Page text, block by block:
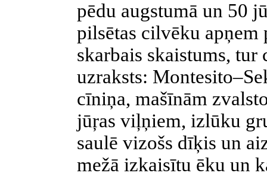
pēdu augstumā un 50
pilsētas cilvēku
skarbais skaistums, tur
uzraksts:
cīniņa, mašīnām
jūŗas viļņiem, izlūku
saulē vizošs dīķis un
mežā izkaisītu ēku un